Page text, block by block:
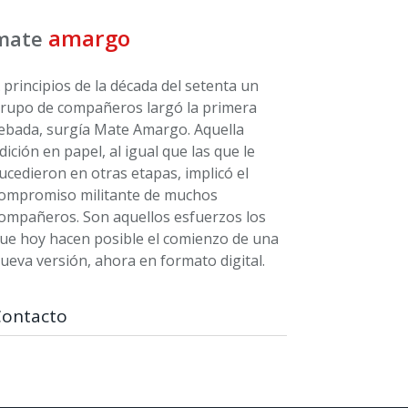
amargo
principios de la década del setenta un
de compañeros largó la primera
surgía Mate Amargo. Aquella
en papel, al igual que las que le
en otras etapas, implicó el
militante de muchos
Son aquellos esfuerzos los
hoy hacen posible el comienzo de una
versión, ahora en formato digital.